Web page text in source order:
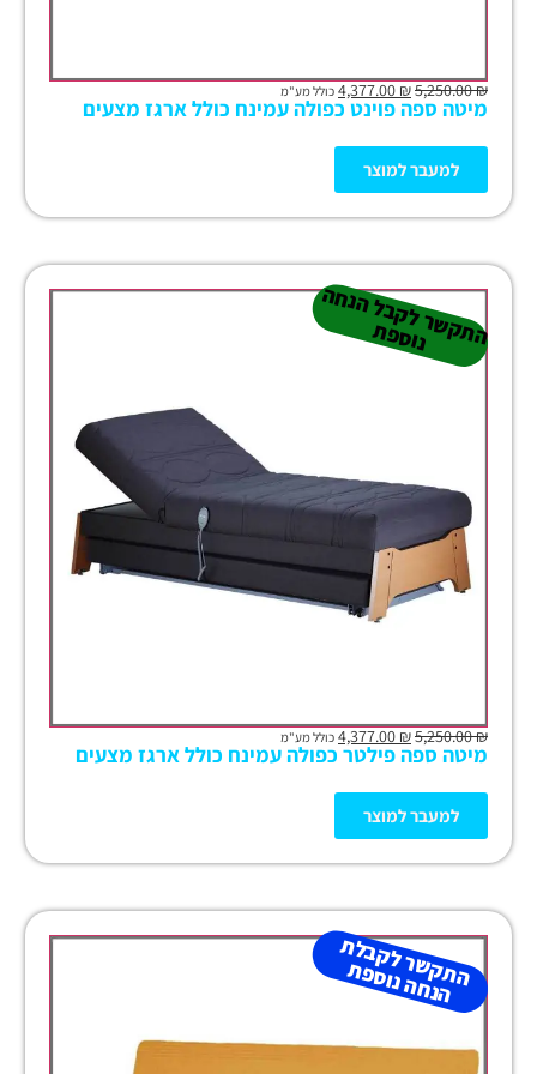
₪
5,250.00
₪ כולל מע"מ
מיטה ספה פוינט כפולה עמינח כולל ארגז מצעים
למעבר למוצר
ה
ת
ק
ש
ר
ל
ק
ב
ל
הנ
ח
ה
נו
ס
פ
ת
₪
5,250.00
₪ כולל מע"מ
מיטה ספה פילטר כפולה עמינח כולל ארגז מצעים
למעבר למוצר
ה
ת
ק
ש
ר
ל
ק
ב
ל
ת
הנ
ח
ה נו
ס
פ
ת